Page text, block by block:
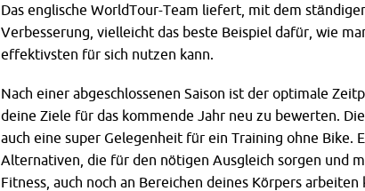
Das englische WorldTour-Team liefert, mit dem
Verbesserung, vielleicht das beste Beispiel dafür, wie
effektivsten für sich nutzen kann.
Nach einer abgeschlossenen Saison ist der optimale
deine Ziele für das kommende Jahr neu zu bewerten.
auch eine super Gelegenheit für ein Training ohne Bike.
Alternativen, die für den nötigen Ausgleich sorgen und
Fitness, auch noch an Bereichen deines Körpers